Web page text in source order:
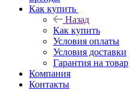
Как купить
Назад
Как купить
Условия оплаты
Условия доставки
Гарантия на товар
Компания
Контакты